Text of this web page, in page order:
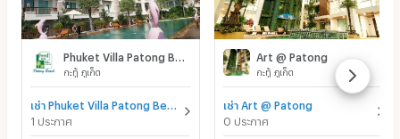
กะทู้ ภูเก็ต
1 ประกาศ
Art @ Patong
กะทู้ ภูเก็ต
เช่า Art @ Patong
0 ประกาศ